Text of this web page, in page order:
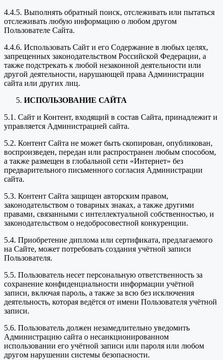
4.4.5. Выполнять обратный поиск, отслеживать или пытаться
отслеживать любую информацию о любом другом
Пользователе Сайта.
4.4.6. Использовать Сайт и его Содержание в любых целях,
запрещенных законодательством Российской Федерации, а
также подстрекать к любой незаконной деятельности или
другой деятельности, нарушающей права Администрации
сайта или других лиц.
ИСПОЛЬЗОВАНИЕ САЙТА
5.1. Сайт и Контент, входящий в состав Сайта, принадлежит и
управляется Администрацией сайта.
5.2. Контент Сайта не может быть скопирован, опубликован,
воспроизведен, передан или распространен любым способом,
а также размещен в глобальной сети «Интернет» без
предварительного письменного согласия Администрации
сайта.
5.3. Контент Сайта защищен авторским правом,
законодательством о товарных знаках, а также другими
правами, связанными с интеллектуальной собственностью, и
законодательством о недобросовестной конкуренции.
5.4. Приобретение диплома или сертификата, предлагаемого
на Сайте, может потребовать создания учётной записи
Пользователя.
5.5. Пользователь несет персональную ответственность за
сохранение конфиденциальности информации учётной
записи, включая пароль, а также за всю без исключения
деятельность, которая ведётся от имени Пользователя учётной
записи.
5.6. Пользователь должен незамедлительно уведомить
Администрацию сайта о несанкционированном
использовании его учётной записи или пароля или любом
другом нарушении системы безопасности.